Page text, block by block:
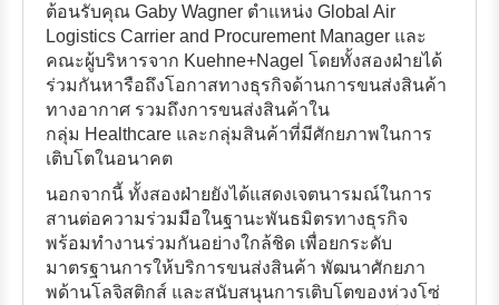
ต้อนรับคุณ Gaby Wagner ตำแหน่ง Global Air
Logistics Carrier and Procurement Manager และ
คณะผู้บริหารจาก Kuehne+Nagel โดยทั้งสองฝ่ายได้
ร่วมกันหารือถึงโอกาสทางธุรกิจด้านการขนส่งสินค้า
ทางอากาศ รวมถึงการขนส่งสินค้าใน
กลุ่ม Healthcare และกลุ่มสินค้าที่มีศักยภาพในการ
เติบโตในอนาคต
นอกจากนี้ ทั้งสองฝ่ายยังได้แสดงเจตนารมณ์ในการ
สานต่อความร่วมมือในฐานะพันธมิตรทางธุรกิจ
พร้อมทำงานร่วมกันอย่างใกล้ชิด เพื่อยกระดับ
มาตรฐานการให้บริการขนส่งสินค้า พัฒนาศักยภา
พด้านโลจิสติกส์ และสนับสนุนการเติบโตของห่วงโซ่